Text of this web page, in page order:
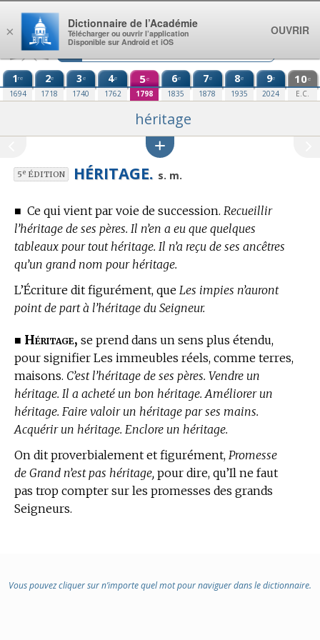
Aller au contenu
1re
1694
2e
1718
3e
1740
4e
1762
5e
1798
6e
1835
7e
1878
8e
1935
9e
2024
10e
E.C.
héritage
5eÉDITION HÉRITAGE. s. m.
■ Ce qui vient par voie de succession. Recueillir
l’héritage de ses pères. Il n’en a eu que quelques
tableaux pour tout héritage. Il n’a reçu de ses ancêtres
qu’un grand nom pour héritage.
L’Écriture dit figurément, que Les impies n’auront
point de part à l’héritage du Seigneur.
■ Héritage, se prend dans un sens plus étendu,
pour signifier Les immeubles réels, comme terres,
maisons. C’est l’héritage de ses pères. Vendre un
héritage. Il a acheté un bon héritage. Améliorer un
héritage. Faire valoir un héritage par ses mains.
Acquérir un héritage. Enclore un héritage.
On dit proverbialement et figurément, Promesse
de Grand n’est pas héritage, pour dire, qu’Il ne faut
pas trop compter sur les promesses des grands
Seigneurs.
Vous pouvez cliquer sur n’importe quel mot pour naviguer dans le dictionnaire.
×
Dictionnaire de l’Académie
Télécharger ou ouvrir l’application
Disponible sur Android et iOS
OUVRIR